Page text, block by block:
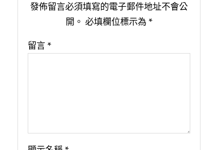
發佈留言必須填寫的電子郵件地址不會公
開。 必填欄位標示為 *
留言 *